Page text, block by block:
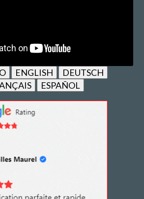
ENGLISH
DEUTSCH
ESPAÑOL